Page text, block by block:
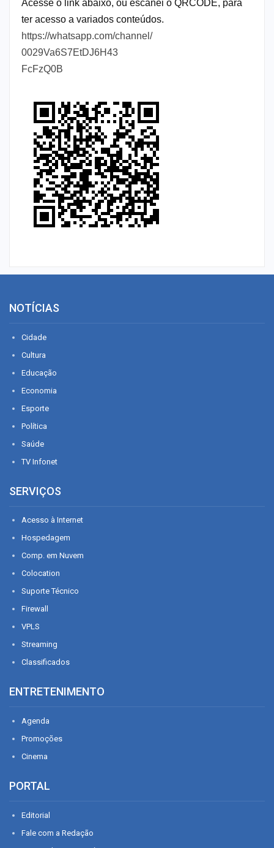
Acesse o link abaixo, ou escanei o QRCODE, para
ter acesso a variados conteúdos.
https://whatsapp.com/channel/
0029Va6S7EtDJ6H43
FcFzQ0B
NOTÍCIAS
Cidade
Cultura
Educação
Economia
Esporte
Política
Saúde
TV Infonet
SERVIÇOS
Acesso à Internet
Hospedagem
Comp. em Nuvem
Colocation
Suporte Técnico
Firewall
VPLS
Streaming
Classificados
ENTRETENIMENTO
Agenda
Promoções
Cinema
PORTAL
Editorial
Fale com a Redação